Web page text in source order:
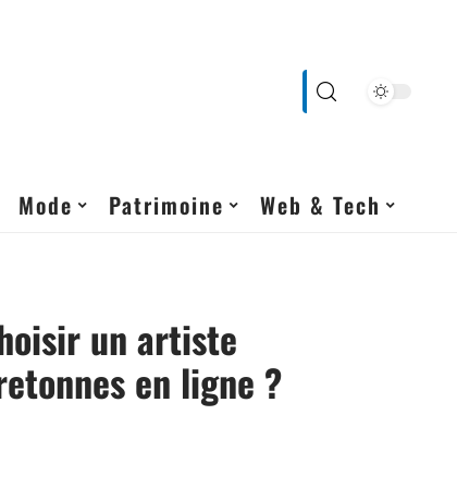
Mode Patrimoine Web & Tech
un artiste
en ligne ?